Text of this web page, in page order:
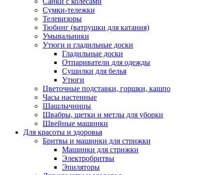
Сумки-тележки
Телевизоры
Тюбинг (ватрушки для катания)
Умывальники
Утюги и гладильные доски
Гладильные доски
Отпариватели для одежды
Сушилки для белья
Утюги
Цветочные подставки, горшки, кашпо
Часы настенные
Шашлычницы
Швабры, щетки и метлы для уборки
Швейные машинки
Для красоты и здоровья
Бритвы и машинки для стрижки
Машинки для стрижки
Электробритвы
Эпиляторы